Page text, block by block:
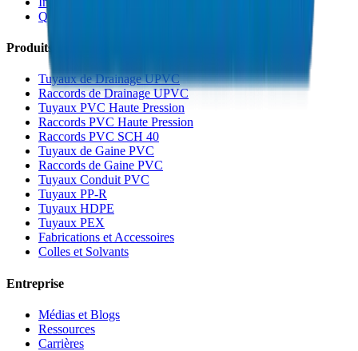
Qualité et Certifications
Produits
Tuyaux de Drainage UPVC
Raccords de Drainage UPVC
Tuyaux PVC Haute Pression
Raccords PVC Haute Pression
Raccords PVC SCH 40
Tuyaux de Gaine PVC
Raccords de Gaine PVC
Tuyaux Conduit PVC
Tuyaux PP-R
Tuyaux HDPE
Tuyaux PEX
Fabrications et Accessoires
Colles et Solvants
Entreprise
Médias et Blogs
Ressources
Carrières